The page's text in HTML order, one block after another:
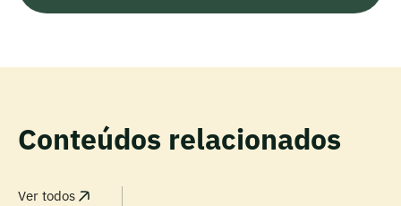
Conteúdos relacionados
Ver todos